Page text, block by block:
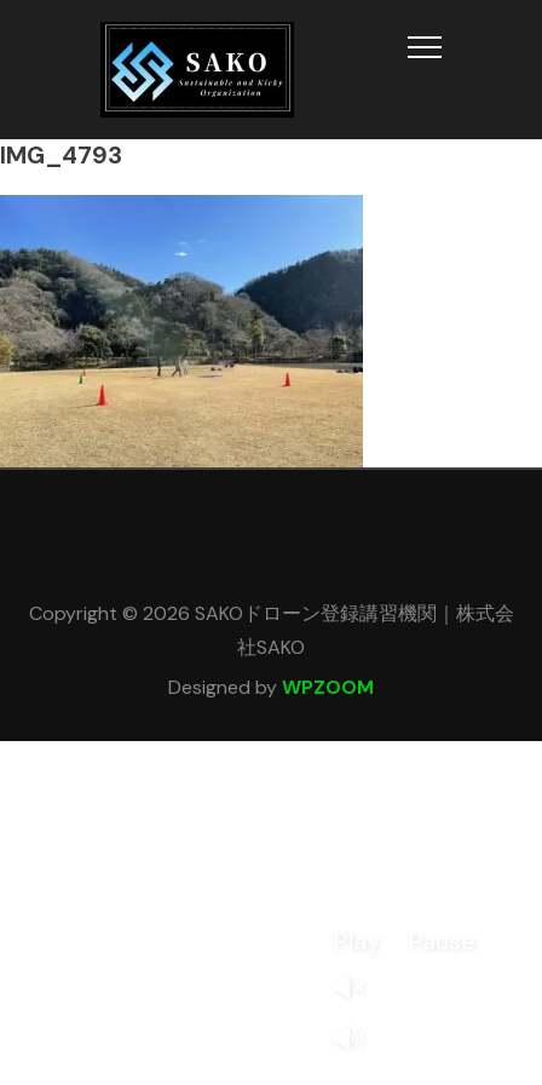
Info
IMG_4793
Copyright © 2026 SAKOドローン登録講習機関｜株式会
社SAKO
Designed byWPZOOM